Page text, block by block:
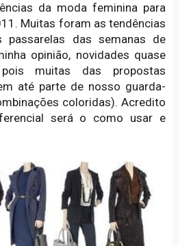
da moda feminina para
Muitas foram as tendências
passarelas das semanas de
opinião, novidades quase
muitas das propostas
até parte de nosso guarda-
coloridas). Acredito
será o como usar e